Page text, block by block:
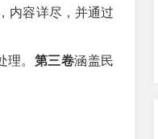
内容详尽，并通过
。 第三卷涵盖民